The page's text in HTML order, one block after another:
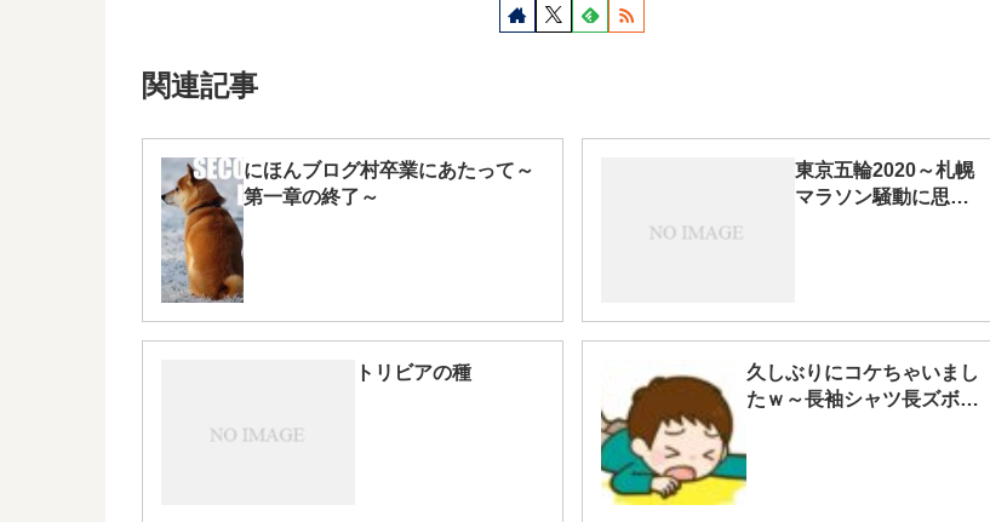
関連記事
にほんブログ村卒業にあたって～
第一章の終了～
東京五輪2020～札幌
マラソン騒動に思う
トリビアの種
久しぶりにコケちゃいまし
たｗ～長袖シャツ長ズボン